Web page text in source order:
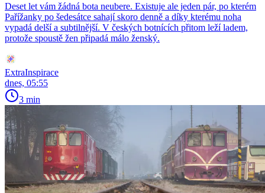
Deset let vám žádná bota neubere. Existuje ale jeden pár, po kterém
Pařížanky po šedesátce sahají skoro denně a díky kterému noha
vypadá delší a subtilnější. V českých botnících přitom leží ladem,
protože spoustě žen připadá málo ženský.
ExtraInspirace
dnes, 05:55
3 min